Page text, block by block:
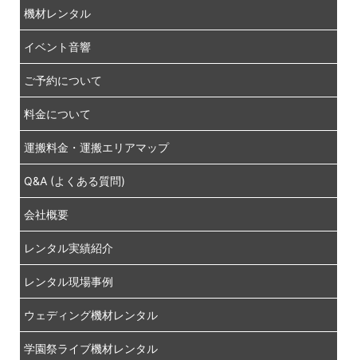
機材レンタル
イベント音響
ご予約について
料金について
運搬料金・運搬エリアマップ
Q&A (よくある質問)
会社概要
レンタル実績紹介
レンタル現場事例
ウェディング機材レンタル
学園祭ライブ機材レンタル